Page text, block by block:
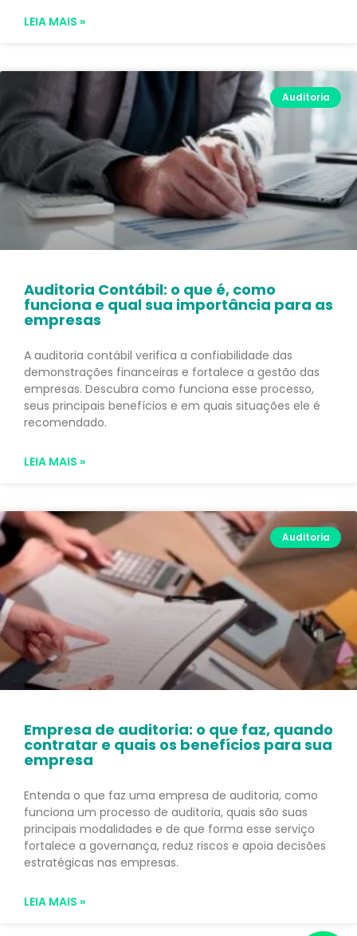
LEIA MAIS »
Auditoria
Auditoria Contábil: o que é, como
funciona e qual sua importância para as
empresas
A auditoria contábil verifica a confiabilidade das
demonstrações financeiras e fortalece a gestão das
empresas. Descubra como funciona esse processo,
seus principais benefícios e em quais situações ele é
recomendado.
LEIA MAIS »
Auditoria
Empresa de auditoria: o que faz, quando
contratar e quais os benefícios para sua
empresa
Entenda o que faz uma empresa de auditoria, como
funciona um processo de auditoria, quais são suas
principais modalidades e de que forma esse serviço
fortalece a governança, reduz riscos e apoia decisões
estratégicas nas empresas.
LEIA MAIS »